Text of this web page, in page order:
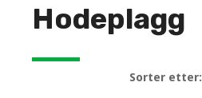
Hodeplagg
Sorter etter: